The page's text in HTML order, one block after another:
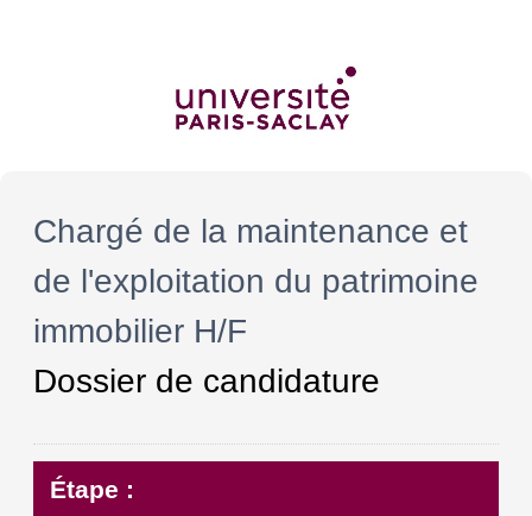
Chargé de la maintenance et
de l'exploitation du patrimoine
immobilier H/F
Dossier de candidature
Étape :